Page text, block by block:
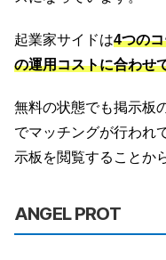
起業家サイドは4つの
の運用コストに合わせ
無料の状態でも掲示板
でマッチングが行われ
示板を閲覧することか
ANGEL PROT